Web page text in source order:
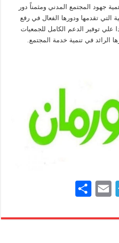
جهود المجتمع المدني ومثمناً دور
التي تقدمها ودورها الفعال في رفع
علي توفير الدعم الكامل للجمعيات
الرائد في تنمية خدمة المجتمع.
T
e
E
ail
ar